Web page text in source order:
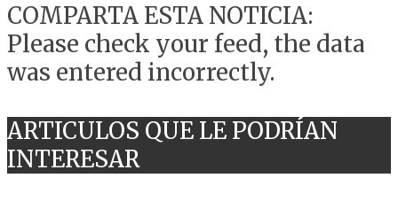
COMPARTA ESTA NOTICIA:
Please check your feed, the data
was entered incorrectly.
ARTICULOS QUE LE PODRÍAN
INTERESAR